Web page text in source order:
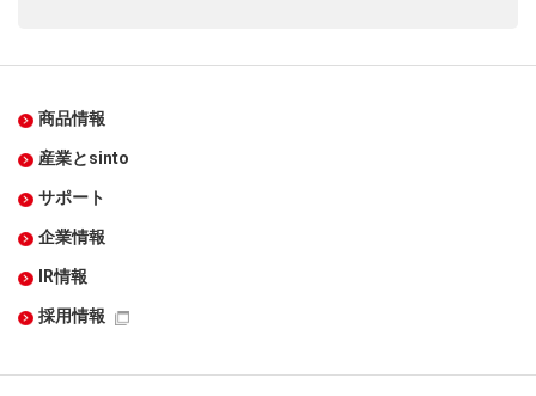
商品情報
産業とsinto
サポート
企業情報
IR情報
採用情報